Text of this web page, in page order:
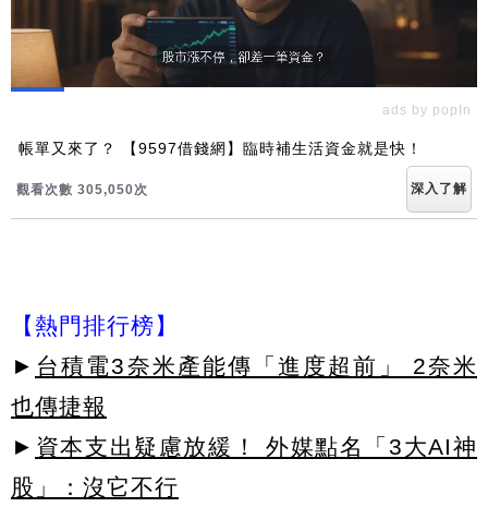
ads by popIn
帳單又來了？ 【9597借錢網】臨時補生活資金就是快！
觀看次數 305,053次 深入了解
【熱門排行榜】
► 台積電3奈米產能傳「進度超前」 2奈米
也傳捷報
► 資本支出疑慮放緩！ 外媒點名「3大AI神
股」：沒它不行